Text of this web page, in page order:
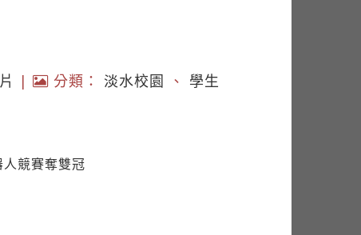
| 分類： 淡水校園 、 學生
競賽奪雙冠